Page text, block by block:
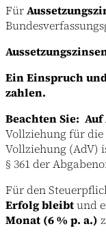
Für
Ein Einspruch
zahlen.
Beachten Sie:
Vollziehung für die
Vollziehung (AdV)
§ 361 der
Für den
Erfolg bleibtund
Monat (6 % p. a.)